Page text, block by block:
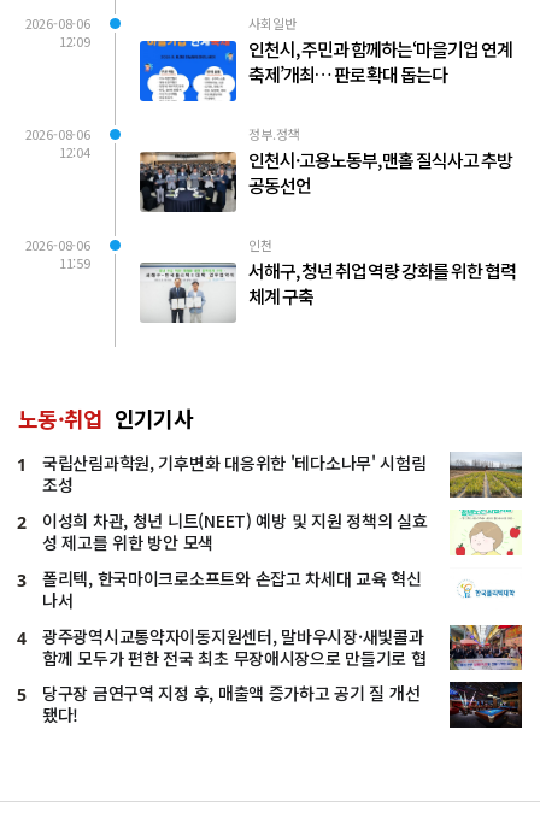
2026-08-06
12:09
사회일반
인천시, 주민과 함께하는‘마을기업 연계
축제’개최… 판로 확대 돕는다
2026-08-06
12:04
정부.정책
인천시·고용노동부, 맨홀 질식사고 추방
공동선언
2026-08-06
11:59
인천
서해구, 청년 취업 역량 강화를 위한 협력
체계 구축
노동·취업 인기기사
1
국립산림과학원, 기후변화 대응위한 '테다소나무' 시험림
조성
2
이성희 차관, 청년 니트(NEET) 예방 및 지원 정책의 실효
성 제고를 위한 방안 모색
3
폴리텍, 한국마이크로소프트와 손잡고 차세대 교육 혁신
나서
4
광주광역시교통약자이동지원센터, 말바우시장·새빛콜과
함께 모두가 편한 전국 최초 무장애시장으로 만들기로 협
5
당구장 금연구역 지정 후, 매출액 증가하고 공기 질 개선
됐다!